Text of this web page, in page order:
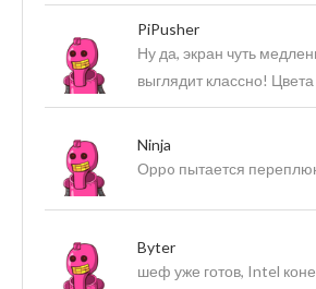
PiPusher
Ну да, экран чуть
выглядит классно!
Ninja
Оppo пытается
Byter
шеф уже готов, Intel